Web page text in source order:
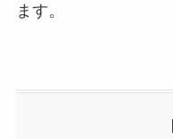
ます。